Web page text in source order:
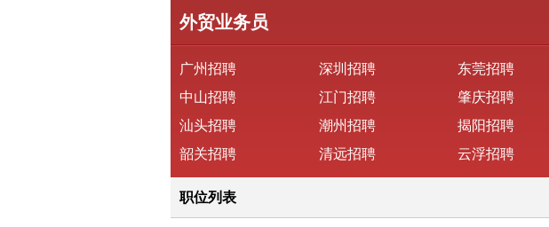
外贸业务员
广州招聘 深圳招聘 东莞招聘
中山招聘
江门招聘 肇庆招聘
汕头招聘
潮州招聘 揭阳招聘
韶关招聘
清远招聘 云浮招聘
职位列表